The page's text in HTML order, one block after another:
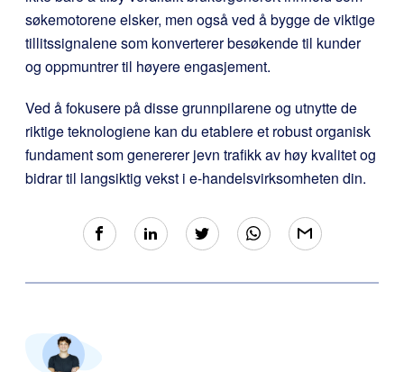
søkemotorene elsker, men også ved å bygge de viktige
tillitssignalene som konverterer besøkende til kunder
og oppmuntrer til høyere engasjement.
Ved å fokusere på disse grunnpilarene og utnytte de
riktige teknologiene kan du etablere et robust organisk
fundament som genererer jevn trafikk av høy kvalitet og
bidrar til langsiktig vekst i e-handelsvirksomheten din.